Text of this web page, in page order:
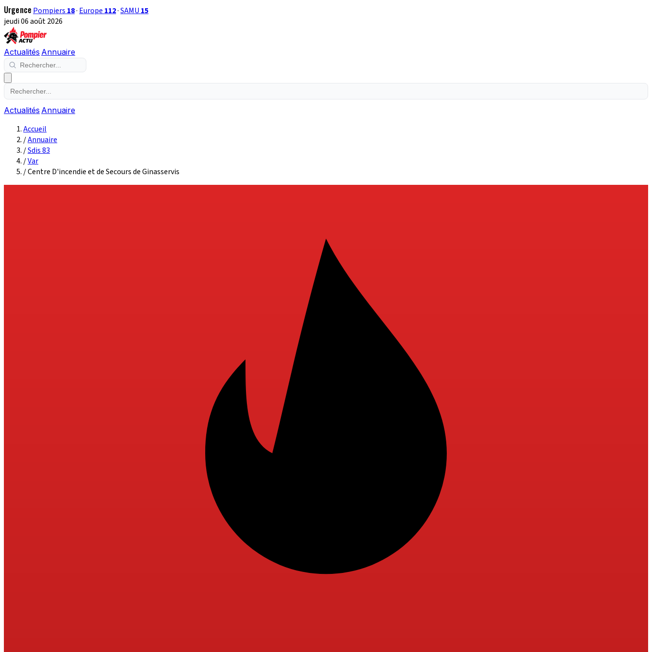
Urgence Pompiers 18· Europe 112·SAMU 15
jeudi 06 août 2026
Actualités Annuaire
Actualités Annuaire
Accueil
/Annuaire
/Sdis 83
/Var
/Centre D'incendie et de Secours de Ginasservis